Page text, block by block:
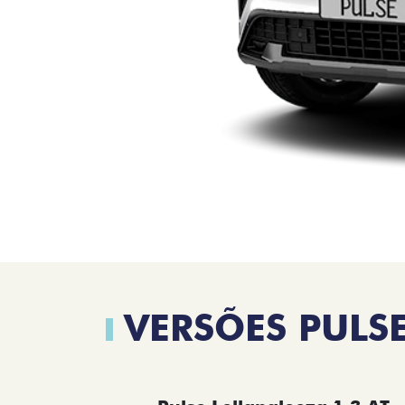
VERSÕES